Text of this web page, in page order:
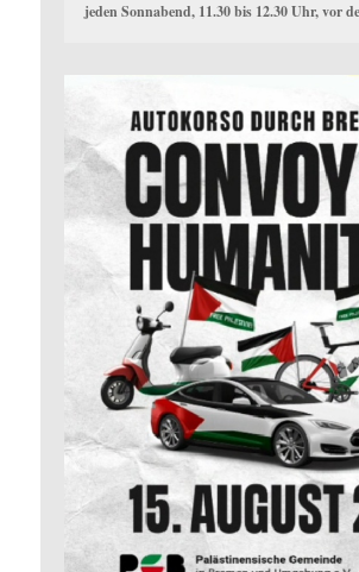
jeden Sonnabend, 11.30 bis 12.30 Uhr, vor